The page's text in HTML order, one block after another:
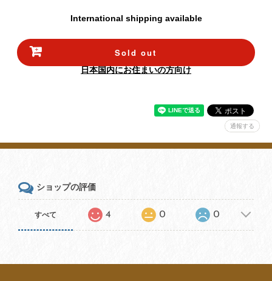
International shipping available
Sold out
日本国内にお住まいの方向け
通報する
ショップの評価
すべて 4 0 0